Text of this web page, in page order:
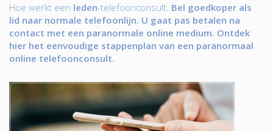
Hoe werkt een leden-telefoonconsult. Bel goedkoper als
lid naar normale telefoonlijn. U gaat pas betalen na
contact met een paranormale online medium. Ontdek
hier het eenvoudige stappenplan van een paranormaal
online telefoonconsult.